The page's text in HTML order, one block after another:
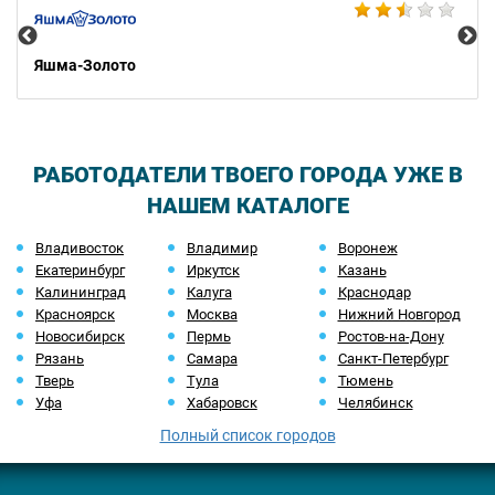
Яшма-Золото
РАБОТОДАТЕЛИ ТВОЕГО ГОРОДА УЖЕ В
НАШЕМ КАТАЛОГЕ
Владивосток Владимир
Воронеж
Екатеринбург
Иркутск
Казань
Калининград
Калуга
Краснодар
Красноярск
Москва
Нижний Новгород
Новосибирск
Пермь
Ростов-на-Дону
Рязань
Самара
Санкт-Петербург
Тверь
Тула
Тюмень
Уфа
Хабаровск Челябинск
Полный список городов